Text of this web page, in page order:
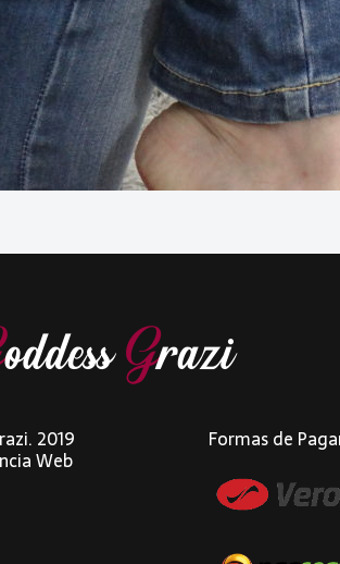
2019
Web
Formas de